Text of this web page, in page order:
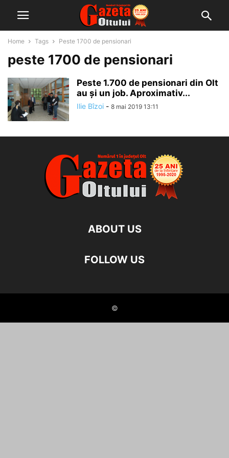
Home Tags Peste 1700 de pensionari
peste 1700 de pensionari
Peste 1.700 de pensionari din Olt
au şi un job. Aproximativ...
Ilie Bîzoi - 8 mai 2019 13:11
ABOUT US
FOLLOW US
©